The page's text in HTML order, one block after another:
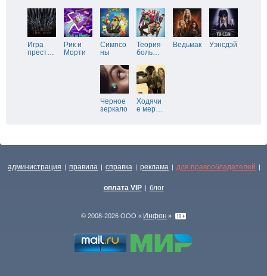
Игра
прест…
Рик и
Морти
Симпсо
ны
Теория
боль…
Ведьмак Уэнсдэй
Черное
зеркало
Ходячи
е мер…
администрация | правила | справка | реклама | для правообладателей |
оплата VIP | блог
© 2008-2026 ООО « Инфон »